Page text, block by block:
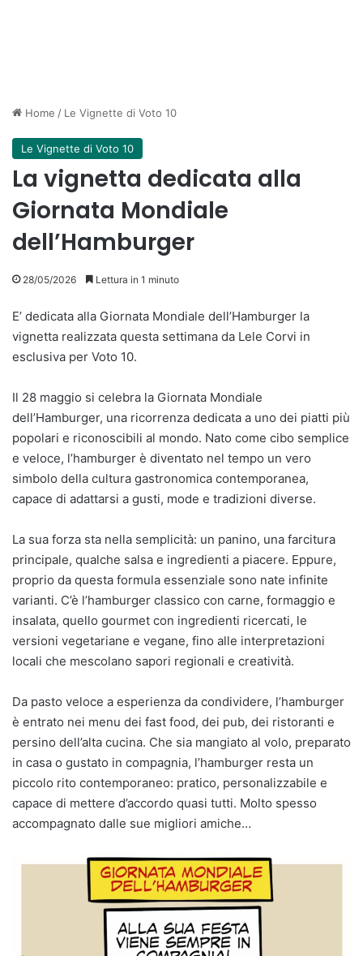
Home / Le Vignette di Voto 10
Le Vignette di Voto 10
La vignetta dedicata alla
Giornata Mondiale
dell’Hamburger
28/05/2026 Lettura in 1 minuto
E’ dedicata alla Giornata Mondiale dell’Hamburger la
vignetta realizzata questa settimana da Lele Corvi in
esclusiva per Voto 10.
Il 28 maggio si celebra la Giornata Mondiale
dell’Hamburger, una ricorrenza dedicata a uno dei piatti più
popolari e riconoscibili al mondo. Nato come cibo semplice
e veloce, l’hamburger è diventato nel tempo un vero
simbolo della cultura gastronomica contemporanea,
capace di adattarsi a gusti, mode e tradizioni diverse.
La sua forza sta nella semplicità: un panino, una farcitura
principale, qualche salsa e ingredienti a piacere. Eppure,
proprio da questa formula essenziale sono nate infinite
varianti. C’è l’hamburger classico con carne, formaggio e
insalata, quello gourmet con ingredienti ricercati, le
versioni vegetariane e vegane, fino alle interpretazioni
locali che mescolano sapori regionali e creatività.
Da pasto veloce a esperienza da condividere, l’hamburger
è entrato nei menu dei fast food, dei pub, dei ristoranti e
persino dell’alta cucina. Che sia mangiato al volo, preparato
in casa o gustato in compagnia, l’hamburger resta un
piccolo rito contemporaneo: pratico, personalizzabile e
capace di mettere d’accordo quasi tutti. Molto spesso
accompagnato dalle sue migliori amiche…